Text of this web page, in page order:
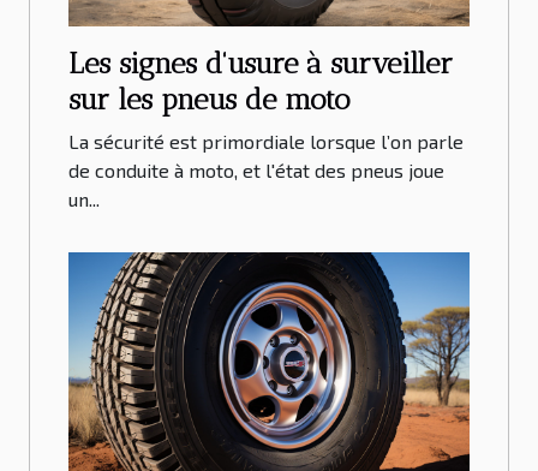
Les signes d'usure à surveiller
sur les pneus de moto
La sécurité est primordiale lorsque l’on parle
de conduite à moto, et l'état des pneus joue
un...